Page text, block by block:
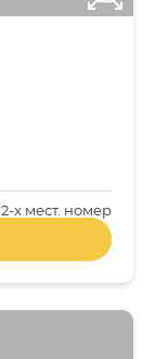
2-x мест. номер